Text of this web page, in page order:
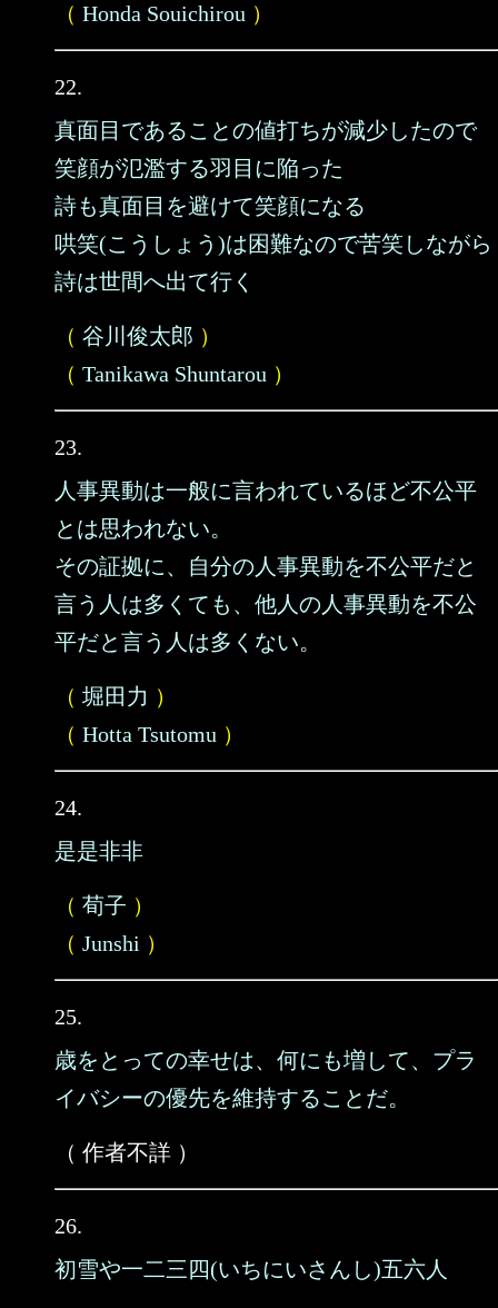
（ Honda Souichirou ）
22.
真面目であることの値打ちが減少したので
笑顔が氾濫する羽目に陥った
詩も真面目を避けて笑顔になる
哄笑(こうしょう)は困難なので苦笑しながら
詩は世間へ出て行く
（ 谷川俊太郎 ）
（ Tanikawa Shuntarou ）
23.
人事異動は一般に言われているほど不公平
とは思われない。
その証拠に、自分の人事異動を不公平だと
言う人は多くても、他人の人事異動を不公
平だと言う人は多くない。
（ 堀田力 ）
（ Hotta Tsutomu ）
24.
是是非非
（ 荀子 ）
（ Junshi ）
25.
歳をとっての幸せは、何にも増して、プラ
イバシーの優先を維持することだ。
（ 作者不詳 ）
26.
初雪や一二三四(いちにいさんし)五六人